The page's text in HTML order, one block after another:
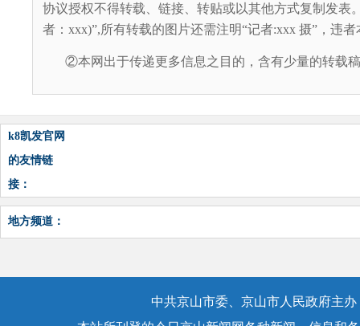
协议授权不得转载、链接、转贴或以其他方式复制发
者：xxx)”,所有转载的图片还需注明“记者:xxx 摄”，违
②本网出于传递更多信息之目的，含有少量的转载稿
k8凯发官网
的友情链
接：
地方频道：
中共京山市委、京山市人民政府主